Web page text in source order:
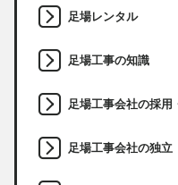
足場レンタル
足場工事の知識
足場工事会社の採用
足場工事会社の独立